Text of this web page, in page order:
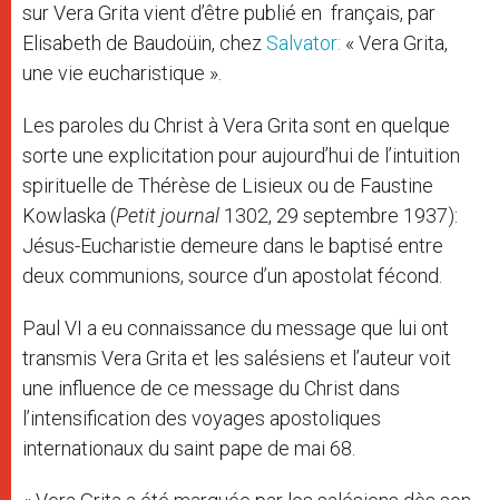
sur Vera Grita vient d’être publié en français, par
Elisabeth de Baudoüin, chez Salvator: « Vera Grita,
une vie eucharistique ».
Les paroles du Christ à Vera Grita sont en quelque
sorte une explicitation pour aujourd’hui de l’intuition
spirituelle de Thérèse de Lisieux ou de Faustine
Kowlaska (Petit journal 1302, 29 septembre 1937):
Jésus-Eucharistie demeure dans le baptisé entre
deux communions, source d’un apostolat fécond.
Paul VI a eu connaissance du message que lui ont
transmis Vera Grita et les salésiens et l’auteur voit
une influence de ce message du Christ dans
l’intensification des voyages apostoliques
internationaux du saint pape de mai 68.